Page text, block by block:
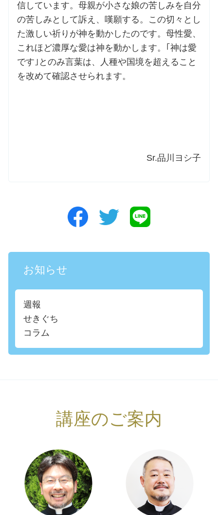
信しています。母親が小さな娘の苦しみを自分
の苦しみとして訴え、嘆願する。この切々とし
た激しい祈りが神を動かしたのです。母性愛、
これほど濃厚な愛は神を動かします。｢神は愛
です｣とのみ言葉は、人種や国境を超えること
を改めて確認させられます。
Sr.品川ヨシ子
お知らせ
週報
せきぐち
コラム
講座のご案内